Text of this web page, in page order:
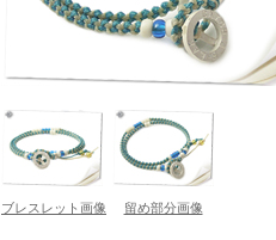
ブレスレット画像 留め部分画像